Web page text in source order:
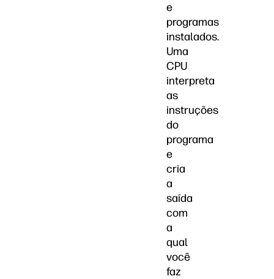
e
programas
instalados.
Uma
CPU
interpreta
as
instruções
do
programa
e
cria
a
saída
com
a
qual
você
faz